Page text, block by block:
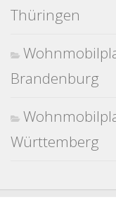
Thüringen
Brandenburg
Württemberg